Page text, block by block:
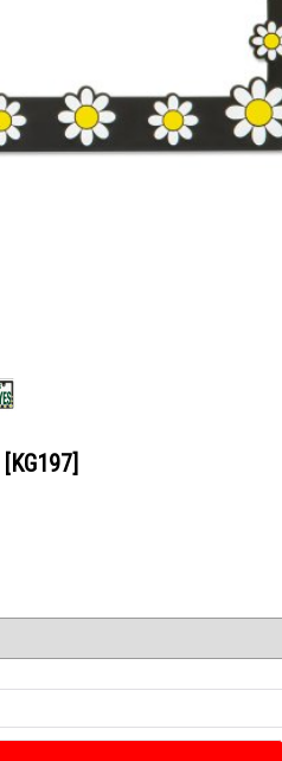
[KG197]